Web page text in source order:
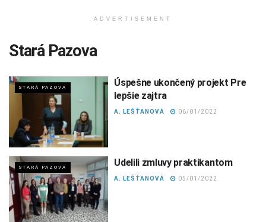
ADVERTISEMENT
Stará Pazova
STARÁ PAZOVA
Úspešne ukončený projekt Pre
lepšie zajtra
A. LEŠŤANOVÁ 06/01/2022
STARÁ PAZOVA Udelili zmluvy praktikantom
A. LEŠŤANOVÁ 05/01/2022